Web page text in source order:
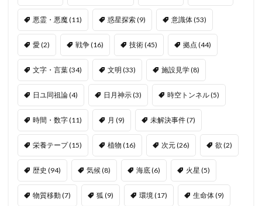
悪霊・悪魔(11) 惑星探索(9) 意識体(53)
愛(2) 戦争(16) 技術(45) 拠点 (44)
文字・言葉(34) 文明 (33) 施設見学(8)
日ユ同祖論(4) 日月神示(3) 時空トンネル(5)
時間・数字(11) 月 (9) 未解決事件(7)
栄養テープ(15) 植物 (16) 次元(26) 欲 (2)
歴史 (94) 気候(8) 海底(6) 火星 (5)
物質移動(7) 狐 (9) 環境(17) 生命体(9)